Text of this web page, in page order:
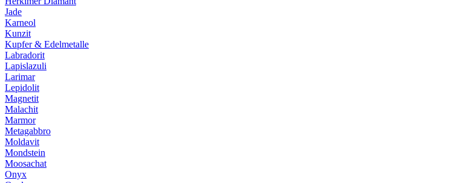
Jade
Karneol
Kunzit
Kupfer & Edelmetalle
Labradorit
Lapislazuli
Larimar
Lepidolit
Magnetit
Malachit
Marmor
Metagabbro
Moldavit
Mondstein
Moosachat
Onyx